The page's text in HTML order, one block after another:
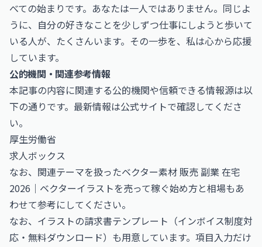
べての始まりです。あなたは一人ではありません。同じよ
うに、自分の好きなことを少しずつ仕事にしようと歩いて
いる人が、たくさんいます。その一歩を、私は心から応援
しています。
公的機関・関連参考情報
本記事の内容に関連する公的機関や信頼できる情報源は以
下の通りです。最新情報は公式サイトで確認してくださ
い。
厚生労働省
求人ボックス
なお、関連テーマを扱ったベクター素材 販売 副業 在宅
2026｜ベクターイラストを売って稼ぐ始め方と相場もあ
わせて参考にしてください。
なお、 イラストの請求書テンプレート（インボイス制度対
応・無料ダウンロード） も用意しています。項目入力だけ